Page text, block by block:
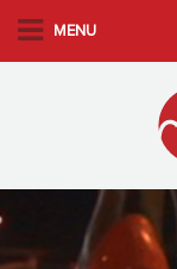
m
a
MENU